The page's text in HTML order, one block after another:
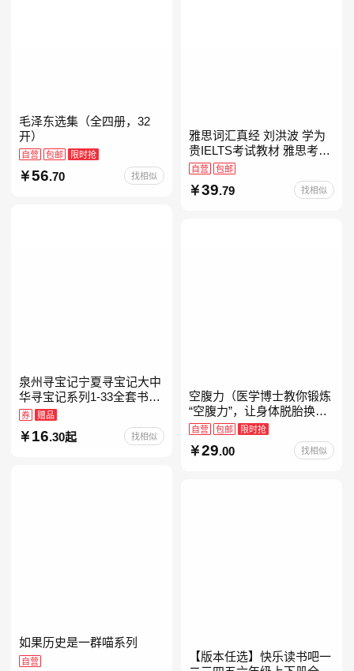
毛泽东选集（全四册，32
开）
自营 包邮 限时抢
56.70 找相似
雅思词汇真经 刘洪波 学为
贵IELTS考试教材 雅思考试
资料单词书核心词汇书
自营 包邮
39.79 找相似
泉州寻宝记宁夏寻宝记大中
华寻宝记系列1-33全套书32
册【含新书宁夏寻宝记】当
当自营正版6-12岁新疆海南
广东福建河北黑
券 赠品
16.30起 找相似
空腹力（医学博士教你锻炼
“空腹力”，让身体脱胎换
骨！）
自营 包邮 限时抢
29.00 找相似
如果历史是一群喵系列
自营
【版本任选】快乐读书吧一